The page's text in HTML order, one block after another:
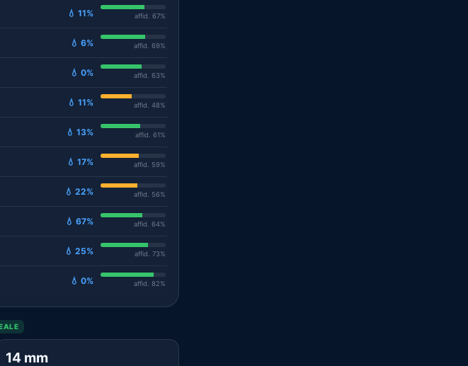
💧 11% affid. 67%
💧 6% affid. 69%
💧 0% affid. 63%
💧 11% affid. 48%
💧 13% affid. 61%
💧 17% affid. 59%
💧 22% affid. 56%
💧 67% affid. 64%
💧 25% affid. 73%
💧 0% affid. 82%
14 mm